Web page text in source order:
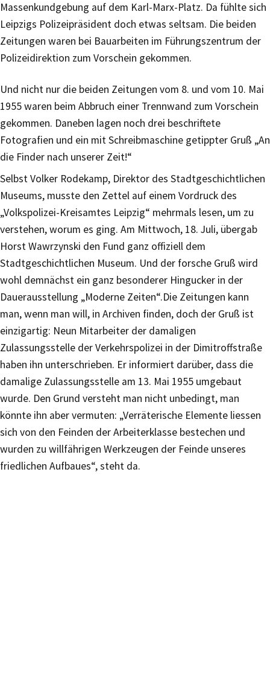
Massenkundgebung auf dem Karl-Marx-Platz. Da fühlte sich
Leipzigs Polizeipräsident doch etwas seltsam. Die beiden
Zeitungen waren bei Bauarbeiten im Führungszentrum der
Polizeidirektion zum Vorschein gekommen.
Und nicht nur die beiden Zeitungen vom 8. und vom 10. Mai
1955 waren beim Abbruch einer Trennwand zum Vorschein
gekommen. Daneben lagen noch drei beschriftete
Fotografien und ein mit Schreibmaschine getippter Gruß „An
die Finder nach unserer Zeit!“
Selbst Volker Rodekamp, Direktor des Stadtgeschichtlichen
Museums, musste den Zettel auf einem Vordruck des
„Volkspolizei-Kreisamtes Leipzig“ mehrmals lesen, um zu
verstehen, worum es ging. Am Mittwoch, 18. Juli, übergab
Horst Wawrzynski den Fund ganz offiziell dem
Stadtgeschichtlichen Museum. Und der forsche Gruß wird
wohl demnächst ein ganz besonderer Hingucker in der
Dauerausstellung „Moderne Zeiten“.Die Zeitungen kann
man, wenn man will, in Archiven finden, doch der Gruß ist
einzigartig: Neun Mitarbeiter der damaligen
Zulassungsstelle der Verkehrspolizei in der Dimitroffstraße
haben ihn unterschrieben. Er informiert darüber, dass die
damalige Zulassungsstelle am 13. Mai 1955 umgebaut
wurde. Den Grund versteht man nicht unbedingt, man
könnte ihn aber vermuten: „Verräterische Elemente liessen
sich von den Feinden der Arbeiterklasse bestechen und
wurden zu willfährigen Werkzeugen der Feinde unseres
friedlichen Aufbaues“, steht da.